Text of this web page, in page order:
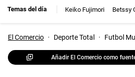
Temas del día Keiko Fujimori Betssy
El Comercio · Deporte Total · Futbol
Añadir El Comercio como